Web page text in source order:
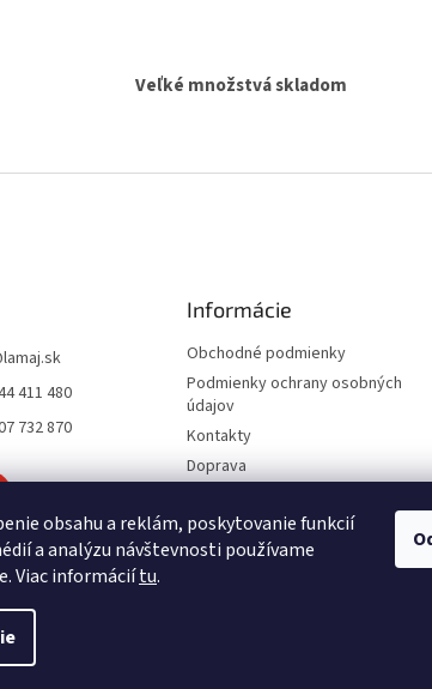
obsahu a reklám, poskytovanie funkcií
a analýzu návštevnosti používame
Viac informáciítu.
c
r
p
s
u
n
Veľké množstvá skladom
lamaj.sk
411 480
732 870
Informácie
Obchodné podmienky
Podmienky ochrany osobných
údajov
Kontakty
Doprava
Moja objednávka